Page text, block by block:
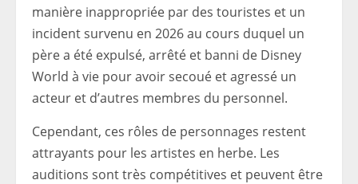
manière inappropriée par des touristes et un
incident survenu en 2026 au cours duquel un
père a été expulsé, arrêté et banni de Disney
World à vie pour avoir secoué et agressé un
acteur et d’autres membres du personnel.
Cependant, ces rôles de personnages restent
attrayants pour les artistes en herbe. Les
auditions sont très compétitives et peuvent être